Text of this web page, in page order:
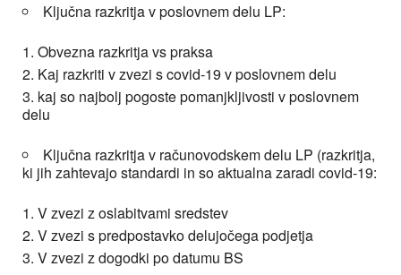
Ključna razkritja v poslovnem delu LP:
Obvezna razkritja vs praksa
Kaj razkriti v zvezi s covid-19 v poslovnem delu
kaj so najbolj pogoste pomanjkljivosti v poslovnem
delu
Ključna razkritja v računovodskem delu LP (razkritja,
ki jih zahtevajo standardi in so aktualna zaradi covid-19:
V zvezi z oslabitvami sredstev
V zvezi s predpostavko delujočega podjetja
V zvezi z dogodki po datumu BS